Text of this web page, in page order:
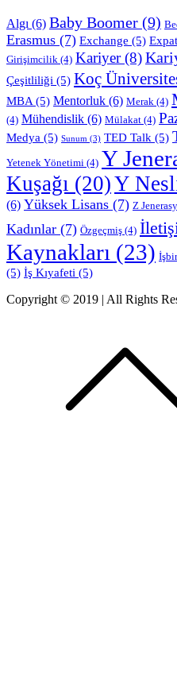
Algı (6) Baby Boomer (9)
Erasmus (7) Exchange (5) Expat
Girişimcilik (4) Kariyer(8)
Çeşitliliği (5) Koç
MBA (5) Mentorluk (6) Merak (4)
(4) Mühendislik (6) Mülakat (4)
Medya (5) Sunum (3) TED Talk (5)
Yetenek Yönetimi (4) Y
Kuşağı (20)Y
(6) Yüksek Lisans (7) Z
Kadınlar (7) Özgeçmiş (4)
Kaynakları (23)
(5) İş Kıyafeti (5)
Copyright © 2019 | All Rights